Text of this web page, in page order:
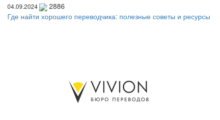
04.09.2024
2886
Где найти хорошего переводчика: полезные советы и ресурсы